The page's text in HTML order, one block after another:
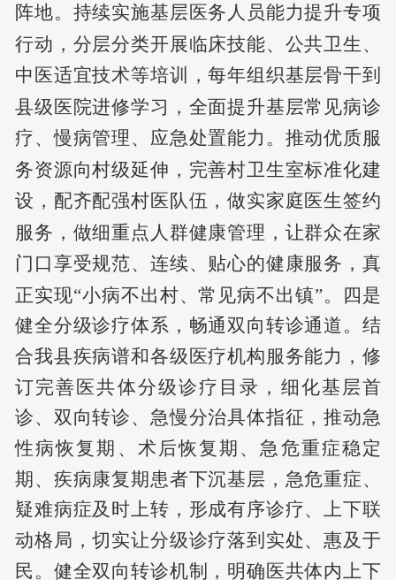
阵地。持续实施基层医务人员能力提升专项
行动，分层分类开展临床技能、公共卫生、
中医适宜技术等培训，每年组织基层骨干到
县级医院进修学习，全面提升基层常见病诊
疗、慢病管理、应急处置能力。推动优质服
务资源向村级延伸，完善村卫生室标准化建
设，配齐配强村医队伍，做实家庭医生签约
服务，做细重点人群健康管理，让群众在家
门口享受规范、连续、贴心的健康服务，真
正实现“小病不出村、常见病不出镇”。 四是
健全分级诊疗体系，畅通双向转诊通道。结
合我县疾病谱和各级医疗机构服务能力，修
订完善医共体分级诊疗目录，细化基层首
诊、双向转诊、急慢分治具体指征，推动急
性病恢复期、术后恢复期、急危重症稳定
期、疾病康复期患者下沉基层，急危重症、
疑难病症及时上转，形成有序诊疗、上下联
动格局，切实让分级诊疗落到实处、惠及于
民。健全双向转诊机制，明确医共体内上下